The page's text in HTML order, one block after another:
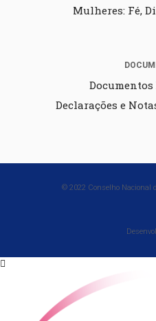
Mulheres: Fé,
Declarações e
© 2022 Conselho Nacional